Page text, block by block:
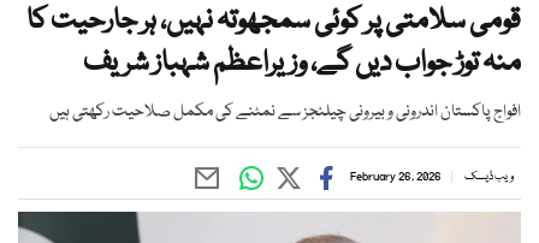
قومی سلامتی پر کوئی سمجھوتہ نہیں، ہر جارحیت کا
منہ توڑ جواب دیں گے، وزیراعظم شہباز شریف
افواج پاکستان اندرونی و بیرونی چیلنجز سے نمٹنے کی مکمل صلاحیت رکھتی ہیں
ویب ڈیسک February 26, 2026